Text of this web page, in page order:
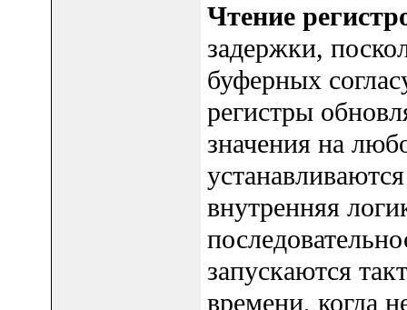
Чтение
задержки,
буферных
регистры
значения на
внутренняя
запускаются
времени, когда